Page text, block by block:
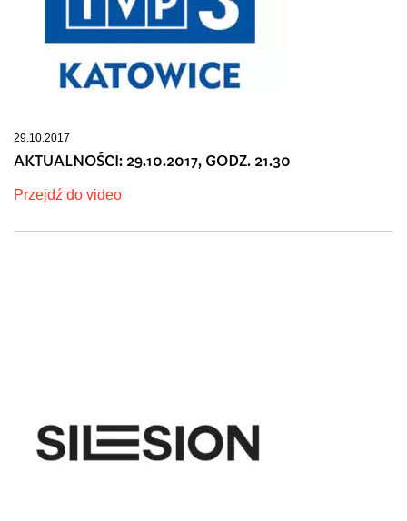
29.10.2017
AKTUALNOŚCI: 29.10.2017, GODZ. 21.30
Przejdź do video